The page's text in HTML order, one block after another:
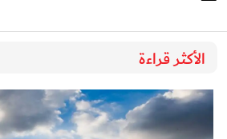
الرئيسيــة
سوالف الدار
الأكثر قراءة